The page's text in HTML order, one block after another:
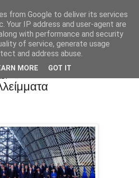
from Google to deliver its services
Your IP address and user-agent are
with performance and security
of service, generate usage
and address abuse.
MORE GOT IT